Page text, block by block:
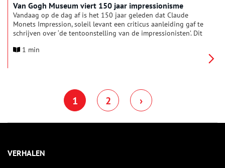
Van Gogh Museum viert 150 jaar impressionisme
Vandaag op de dag af is het 150 jaar geleden dat Claude
Monets Impression, soleil levant een criticus aanleiding gaf te
schrijven over ‘de tentoonstelling van de impressionisten’. Dit
in Frankrijk. Ter ere van dit jubileum presenteert het Van Gogh
1 min
1 2 ›
VERHALEN